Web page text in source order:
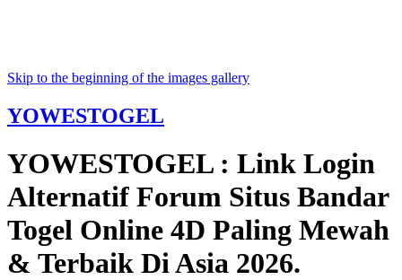
Skip to the beginning of the images gallery
YOWESTOGEL
YOWESTOGEL : Link Login
Alternatif Forum Situs Bandar
Togel Online 4D Paling Mewah
& Terbaik Di Asia 2026.